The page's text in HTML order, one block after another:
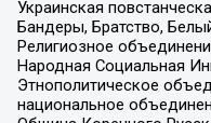
Украинская
Бандеры, Братство,
Религиозное
Народная Социальная
Этнополитическое
национальное